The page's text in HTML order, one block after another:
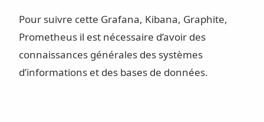
Pour suivre cette Grafana, Kibana, Graphite,
Prometheus il est nécessaire d’avoir des
connaissances générales des systèmes
d’informations et des bases de données.